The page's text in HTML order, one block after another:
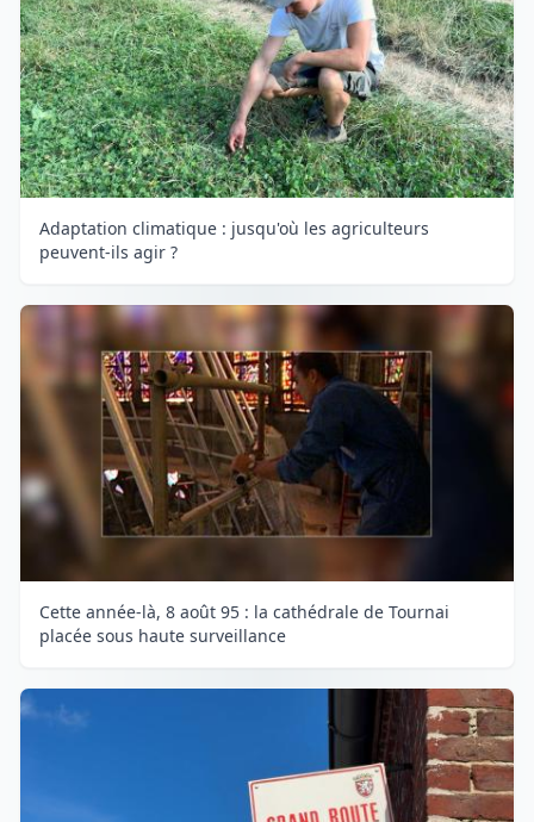
Adaptation climatique : jusqu'où les agriculteurs
peuvent-ils agir ?
Cette année-là, 8 août 95 : la cathédrale de Tournai
placée sous haute surveillance